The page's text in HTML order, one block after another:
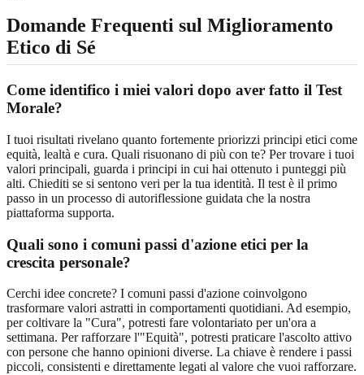
Domande Frequenti sul Miglioramento
Etico di Sé
Come identifico i miei valori dopo aver fatto il Test
Morale?
I tuoi risultati rivelano quanto fortemente priorizzi principi etici come
equità, lealtà e cura. Quali risuonano di più con te? Per trovare i tuoi
valori principali, guarda i principi in cui hai ottenuto i punteggi più
alti. Chiediti se si sentono veri per la tua identità. Il test è il primo
passo in un processo di autoriflessione guidata che la nostra
piattaforma supporta.
Quali sono i comuni passi d'azione etici per la
crescita personale?
Cerchi idee concrete? I comuni passi d'azione coinvolgono
trasformare valori astratti in comportamenti quotidiani. Ad esempio,
per coltivare la "Cura", potresti fare volontariato per un'ora a
settimana. Per rafforzare l'"Equità", potresti praticare l'ascolto attivo
con persone che hanno opinioni diverse. La chiave è rendere i passi
piccoli, consistenti e direttamente legati al valore che vuoi rafforzare.